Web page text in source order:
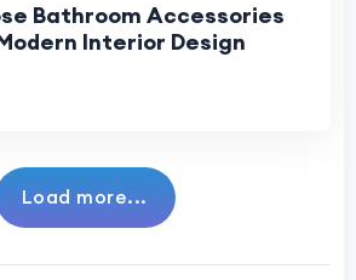
Bathroom Accessories
Interior Design
Load more...